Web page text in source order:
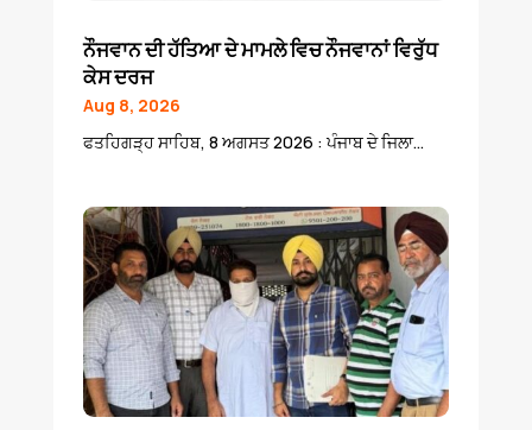
ਨੌਜਵਾਨ ਦੀ ਹੱਤਿਆ ਦੇ ਮਾਮਲੇ ਵਿਚ ਨੌਜਵਾਨਾਂ ਵਿਰੁੱਧ
ਕੇਸ ਦਰਜ
Aug 8, 2026
ਫਤਹਿਗੜ੍ਹ ਸਾਹਿਬ, 8 ਅਗਸਤ 2026 : ਪੰਜਾਬ ਦੇ ਜਿਲਾ...